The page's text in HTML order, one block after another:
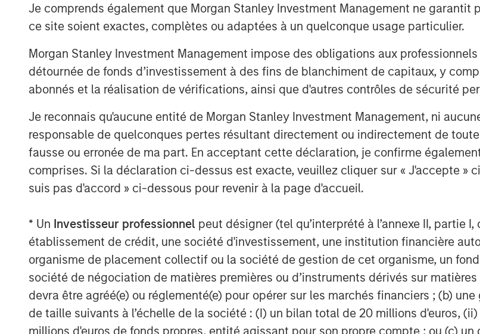
Je comprends également que Morgan Stanley Investment Management ne
ce site soient exactes, complètes ou adaptées à un quelconque usage particulier.
Morgan Stanley Investment Management impose des obligations aux
détournée de fonds d’investissement à des fins de blanchiment de capitaux, y
abonnés et la réalisation de vérifications, ainsi que d'autres contrôles de sécurité
Je reconnais qu'aucune entité de Morgan Stanley Investment Management, ni
responsable de quelconques pertes résultant directement ou indirectement de
fausse ou erronée de ma part. En acceptant cette déclaration, je confirme
comprises. Si la déclaration ci-dessus est exacte, veuillez cliquer sur « J'accepte »
suis pas d'accord » ci-dessous pour revenir à la page d'accueil.
* Un Investisseur professionnel peut désigner (tel qu’interprété à l’annexe II, partie
établissement de crédit, une société d'investissement, une institution financière
organisme de placement collectif ou la société de gestion de cet organisme, un
société de négociation de matières premières ou d’instruments dérivés sur
devra être agréé(e) ou réglementé(e) pour opérer sur les marchés financiers ; (b)
de taille suivants à l’échelle de la société : (I) un bilan total de 20 millions d'euros,
millions d'euros de fonds propres, entité agissant pour son propre compte ; ou (c)
business will help us accelerate our growth plans in the Midcontinent and
expand into other leading oil and gas basins in the United States. We look
forward to supporting our current and future customers with additional
midstream infrastructure and world-class service.”
John Moon, Managing Director and Head of Morgan Stanley Energy Partners,
in the field, and Rick and the Durango team exemplify best in class
management. We look forward to shared success in the years to come.”
About Durango Midstream
Headquartered in Houston, Texas, Durango Midstream is a leading natural gas
midstream services to oil and gas producers in Texas, Oklahoma, and Kansas.
For further information about Durango Midstream, please contact
info@durangomidstream.com
About Morgan Stanley Energy Partners
Morgan Stanley Energy Partners, the energy-focused private equity business of
Morgan Stanley Investment Management, is a leading energy private equity